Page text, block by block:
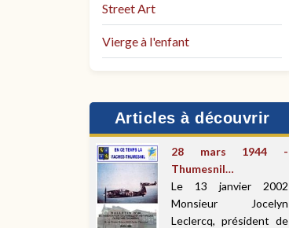
Street Art
Vierge à l'enfant
Articles à découvrir
28 mars 1944 -
Thumesnil…
Le 13 janvier 2002
Monsieur Jocelyn
Leclercq, président de